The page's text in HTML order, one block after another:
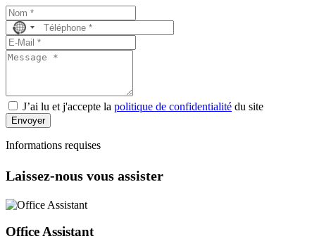
No
country
selected
J’ai lu et j'accepte la politique de confidentialité du site
Envoyer
Informations requises
Laissez-nous vous assister
Office Assistant